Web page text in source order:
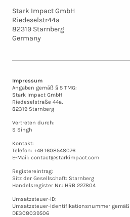
Stark Impact GmbH
Riedeselstr44a
82319 Starnberg
Germany
Impressum
Angaben gemäß § 5 TMG:
Stark Impact GmbH
Riedeselstraße 44a,
82319 Starnberg
Vertreten durch:
S Singh
Kontakt:
Telefon: +49 1608548076
E-Mail: contact@starkimpact.com
Registereintrag:
Sitz der Gesellschaft: Starnberg
Handelsregister Nr.: HRB 227804
Umsatzsteuer-ID:
Umsatzsteuer-Identifikationsnummer gemäß
DE308039506